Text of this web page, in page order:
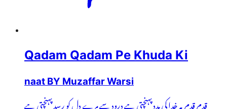
Qadam Qadam Pe Khuda Ki
naat BY Muzaffar Warsi
قدم قدم پہ خدا کی مدد پہنچتی ہے درود سے مرے دل کو رسد پہنچتی ہے